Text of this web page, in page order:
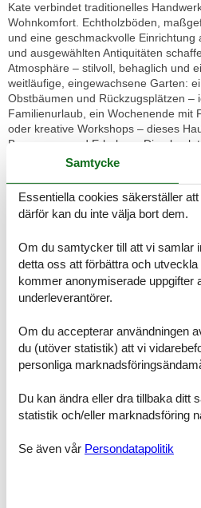
Kate verbindet traditionelles
Wohnkomfort. Echtholzböden,
und eine geschmackvolle Einrichtung
und ausgewählten Antiquitäten
Atmosphäre – stilvoll, behaglich und
weitläufige, eingewachsene Garten:
Obstbäumen und Rückzugsplätzen –
Familienurlaub, ein Wochenende mit
oder kreative Workshops – dieses
Begegnung und Erholung. Die
für Abstand vom Alltag und tiefe
Spaziergang in einer halben Stunde
ist die Sauna mit einem
das angrenzende Feld.
Schlafzimmer, 2 Personen
Privates Badezimmer,
Kleiderschrank
Doppelbett (Offenes Fußteil)
Privates Badezimmer,
Kleiderschrank
Doppelbett (Offenes Fußteil)
Schlafzimmer, 2 Personen
Privates Badezimmer,
Doppelbett (Offenes Fußteil)
Samtycke
Essentiella cookies säkerställer
därför kan du inte välja bort dem.
Om du samtycker till att vi samlar
detta oss att förbättra och
kommer anonymiserade uppgifter
underleverantörer.
Om du accepterar användningen
du (utöver statistik) att vi
personliga
Du kan ändra eller dra tillbaka ditt
statistik och/eller marknadsföring
Se även vår Persondatapolitik